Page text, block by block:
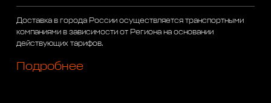
Доставка в города России осуществляется транспортными
компаниями в зависимости от Региона на основании
действующих тарифов.
Подробнее